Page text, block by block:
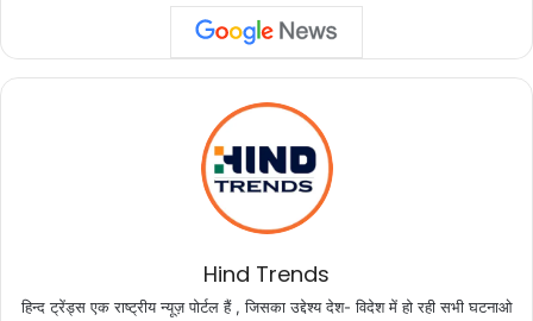
Hind Trends
हिन्द ट्रेंड्स एक राष्ट्रीय न्यूज़ पोर्टल हैं , जिसका उद्देश्य देश- विदेश में हो रही सभी घटनाओ